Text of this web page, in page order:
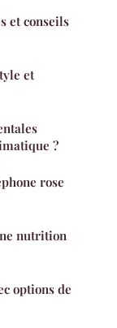
et conseils
et
?
rose
nutrition
options de